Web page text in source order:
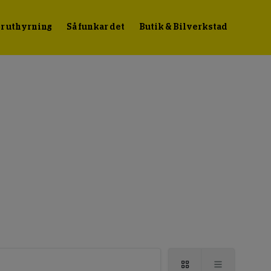
uthyrning Så funkar det Butik & Bilverkstad